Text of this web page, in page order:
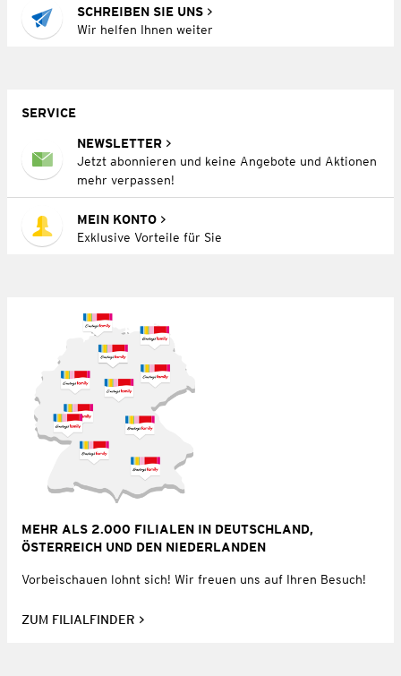
SCHREIBEN SIE UNS
Wir helfen Ihnen weiter
SERVICE
NEWSLETTER
Jetzt abonnieren und keine Angebote und Aktionen
mehr verpassen!
MEIN KONTO
Exklusive Vorteile für Sie
MEHR ALS 2.000 FILIALEN IN DEUTSCHLAND,
ÖSTERREICH UND DEN NIEDERLANDEN
Vorbeischauen lohnt sich! Wir freuen uns auf Ihren Besuch!
ZUM FILIALFINDER